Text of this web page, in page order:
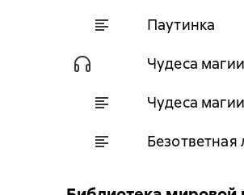
Паутинка
Чудеса
Чудеса